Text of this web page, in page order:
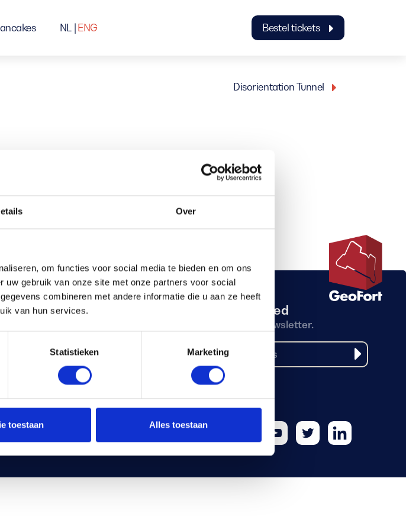
Over
om functies voor social media te bieden en om ons
gebruik van onze site met onze partners voor social
combineren met andere informatie die u aan ze heeft
van hun services.
Statistieken Marketing
toestaan Alles toestaan
NL ENG Bestel tickets
Disorientation Tunnel
Stay updated
Receive our newsletter.
FacebookInstagramYoutubeTwitterLinkedIn